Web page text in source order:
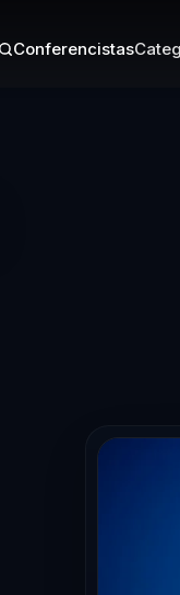
Conferencistas